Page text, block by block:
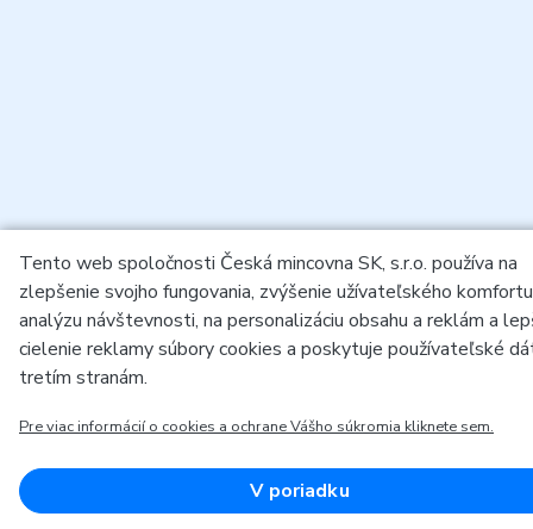
Tento web spoločnosti Česká mincovna SK, s.r.o. používa na
zlepšenie svojho fungovania, zvýšenie užívateľského
analýzu návštevnosti, na personalizáciu obsahu a reklám a
cielenie reklamy súbory cookies a poskytuje používateľské
tretím stranám.
Pre viac informácií o cookies a ochrane Vášho súkromia kliknete sem.
V poriadku